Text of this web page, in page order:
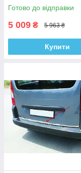
Готово до відправки
5 009 ₴ 5 963 ₴
Купити